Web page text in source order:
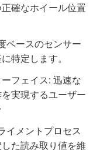
確なホイール位置
ベースのセンサー
特定します。
フェイス: 迅速な
実現するユーザー
イメントプロセス
た読み取り値を維